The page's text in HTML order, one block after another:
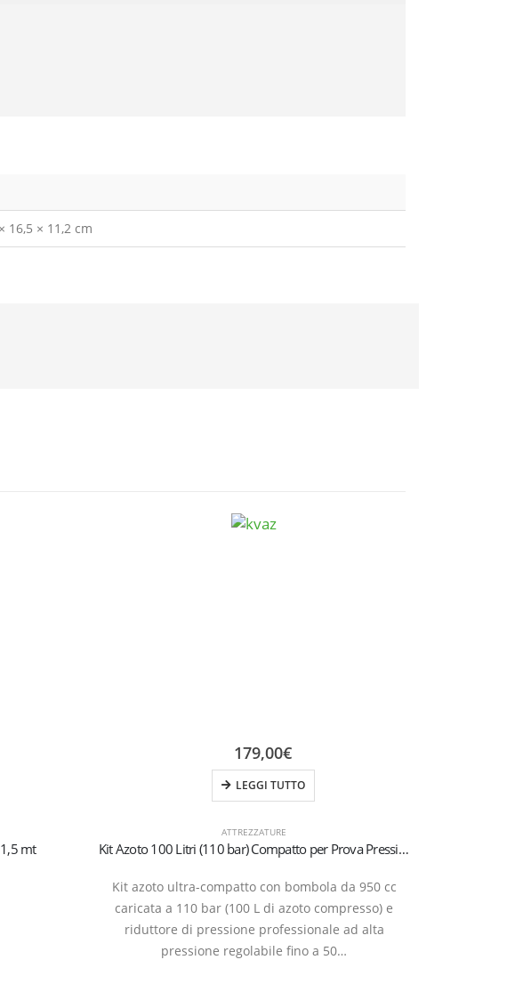
16,5 × 11,2 cm
mt
ATTREZZATURE
Kit Azoto 100 Litri (110 bar) Compatto per Prova Pressione e Flussaggio HVAC | Riduttore 50 bar per R32 e R410A
Kit azoto ultra-compatto con bombola da 950 cc
caricata a 110 bar (100 L di azoto compresso) e
riduttore di pressione professionale ad alta
pressione regolabile fino a 50…
179,00€
LEGGI TUTTO